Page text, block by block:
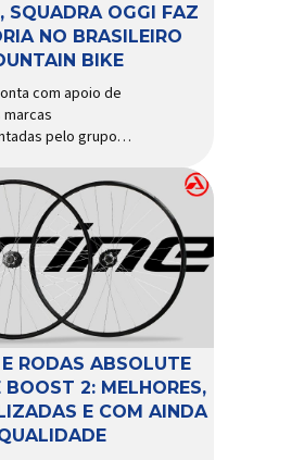
SQUADRA OGGI FAZ
NO BRASILEIRO
BIKE
com apoio de
pelo grupo
Park Tool, Protaper
Assim pode
a participação da
no Campeonato
de Mountain Bike
em São José
SP entre os dias
de julho. Com cinco […]
RODAS ABSOLUTE
BOOST 2: MELHORES,
E COM AINDA